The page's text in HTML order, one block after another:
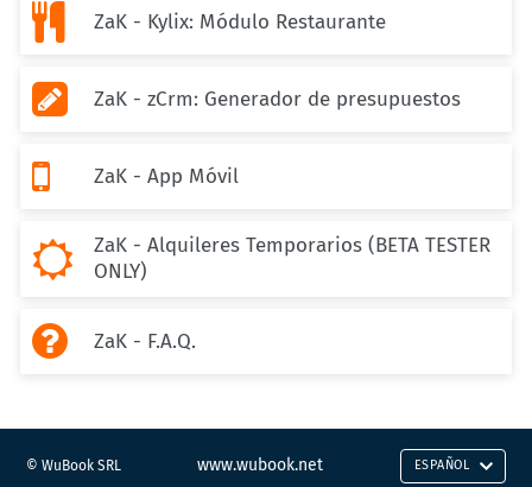
 ZaK - Kylix: Módulo Restaurante
 ZaK - zCrm: Generador de presupuestos
 ZaK - App Móvil

ZaK - Alquileres Temporarios (BETA TESTER
ONLY)
 ZaK - F.A.Q.
© WuBook SRL www.wubook.net ESPAÑOL